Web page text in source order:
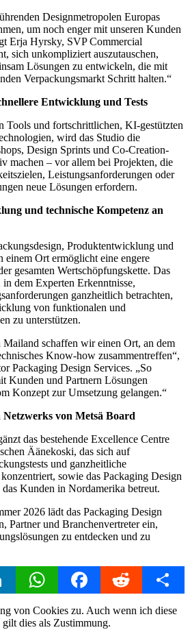
Designmetropolen Europas
um noch enger mit unseren Kunden
Erja Hyrsky, SVP Commercial
sich unkompliziert auszutauschen,
Lösungen zu entwickeln, die mit
Verpackungsmarkt Schritt halten.“
Entwicklung und Tests
Tools und fortschrittlichen, KI-gestützten
wird das Studio die
Design Sprints und Co-Creation-
machen – vor allem bei Projekten, die
Leistungsanforderungen oder
neue Lösungen erfordern.
und technische Kompetenz an
Produktentwicklung und
einem Ort ermöglicht eine engere
gesamten Wertschöpfungskette. Das
dem Experten Erkenntnisse,
ganzheitlich betrachten,
von funktionalen und
zu unterstützen.
schaffen wir einen Ort, an dem
Know-how zusammentreffen“,
Packaging Design Services. „So
Kunden und Partnern Lösungen
Konzept zur Umsetzung gelangen.“
von Metsä Board
das bestehende Excellence Centre
Äänekoski, das sich auf
und ganzheitliche
sowie das Packaging Design
Kunden in Nordamerika betreut.
2026 lädt das Packaging Design
Partner und Branchenvertreter ein,
zu entdecken und zu
WhatsAppFacebookReddit Share
von Cookies zu. Auch wenn ich diese
dies als Zustimmung.